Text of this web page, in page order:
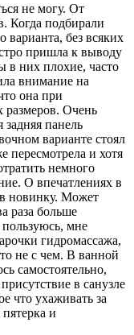
не могу. От
Когда подбирали
варианта, без всяких
пришла к выводу
в них плохие, часто
внимание на
она при
размеров. Очень
панель
варианте стоял
пересмотрела и хотя
немного
О впечатлениях в
новинку. Может
раза больше
мне
гидромассажа,
не с чем. В ванной
самостоятельно,
в санузле
что ухаживать за
и